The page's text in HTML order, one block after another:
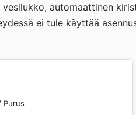
automaattinen
ei tule käyttää
Purus